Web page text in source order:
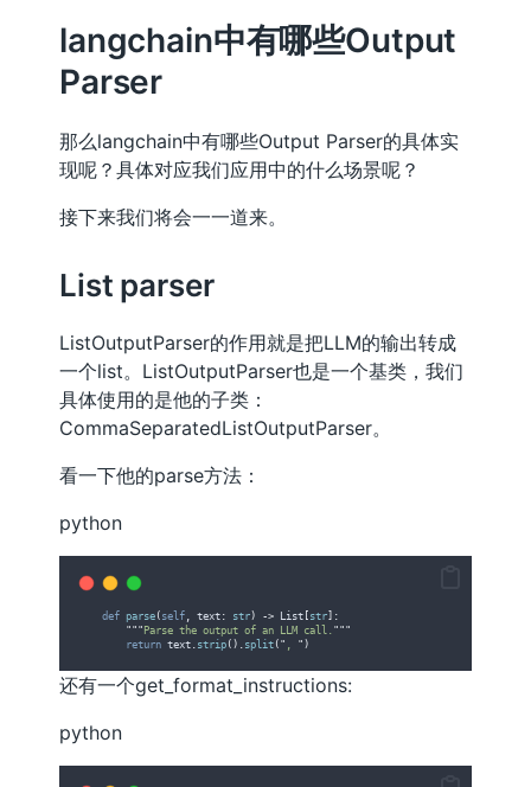
langchain中有哪些Output
Parser
那么langchain中有哪些Output Parser的具体实
现呢？具体对应我们应用中的什么场景呢？
接下来我们将会一一道来。
List parser
ListOutputParser的作用就是把LLM的输出转成
一个list。ListOutputParser也是一个基类，我们
具体使用的是他的子类：
CommaSeparatedListOutputParser。
看一下他的parse方法：
python
def parse ( self text : str ) -> List str ]:
""" Parse the output of an LLM call. """
return text strip (). split ( " " )
还有一个get_format_instructions:
python